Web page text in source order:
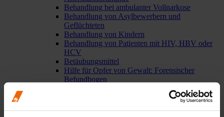
Behandlung bei ambulanter Vollnarkose
Behandlung von Asylbewerbern und
Geflüchteten
Behandlung von Kindern
Behandlung von Patienten mit HIV, HBV oder
HCV
Betäubungsmittel
Hilfe für Opfer von Gewalt: Forensischer
Befundbogen
Rauchentwöhnung: Teil der zahnärztlichen